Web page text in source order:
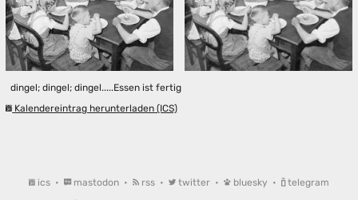
dingel; dingel; dingel.....Essen ist fertig
Kalendereintrag herunterladen (ICS)
ics • mastodon • rss • twitter • bluesky •
telegram